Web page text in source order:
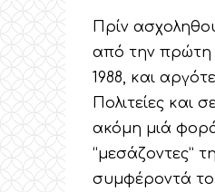
Πρίν
από την πρώτη
1988, και
Πολιτείες και
ακόμη μιά φορά
“μεσάζοντες”
συμφέροντά